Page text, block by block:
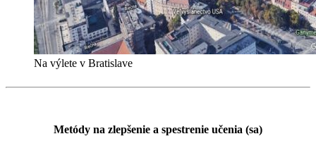
Na výlete v Bratislave
Metódy na zlepšenie a spestrenie učenia (sa)